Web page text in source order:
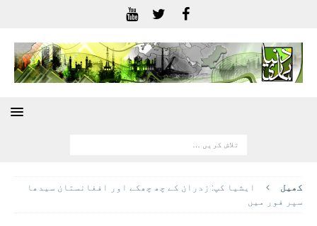
کھيل
ایشیا کپ: زدران کے چھ چھکے اور افغانستان سیدھا
سپر فور میں